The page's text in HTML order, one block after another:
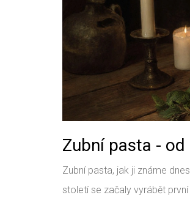
Zubní pasta -
Zubní pasta, jak ji známe
století se začaly vyrábět